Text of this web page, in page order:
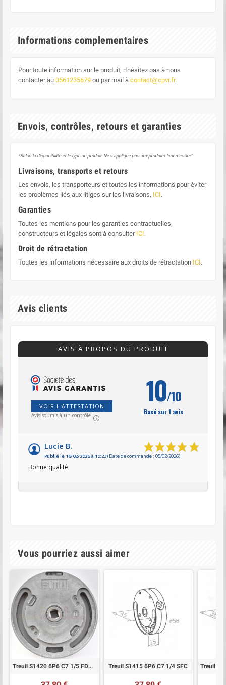
Informations complementaires
Pour toute information sur le produit, n'hésitez pas à nous
contacter au 0561235679 ou par mail à contact@cpvr.fr.
Envois, contrôles, retours et garanties
*Selon la disponibilité et le type de produit. Ne s'applique pas aux produits "sur mesure".
Livraisons, transports et retours
Les envois, les transporteurs et toutes les informations pour éviter
les problèmes liés aux litiges sur les livraisons, ICI.
Garanties
Toutes les mentions pour les garanties contractuelles,
constructeurs et légales sont à consulter ICI.
Droit de rétractation
Toutes les informations nécessaire aux droits de rétractation ICI.
Avis clients
AVIS À PROPOS DU PRODUIT
VOIR L'ATTESTATION
Avis soumis à un contrôle
10/10
Basé sur 1 avis
Lucie B.
Publié le 16/02/2026 à 10:23(Date de commande : 05/02/2026)
Bonne qualité
Vous pourriez aussi aimer
Treuil S1420 6P6 C7 1/5 FDC pour volet roulant Treuil S1415 6P6 C7 1/4 SFC